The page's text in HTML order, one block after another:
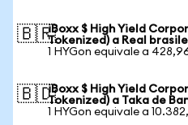
🇧🇷iBoxx $ High Yield
Tokenized) a Real
1 HYGon equivale a
🇧🇩iBoxx $ High Yield
Tokenized) a Taka de
1 HYGon equivale a